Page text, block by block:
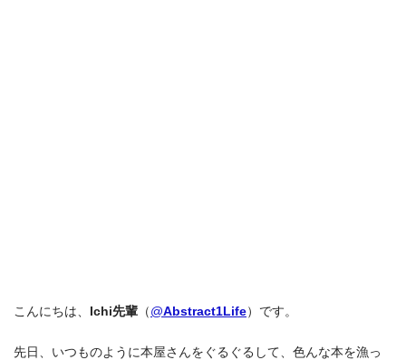
こんにちは、 Ichi先輩 （ @Abstract1Life）です。
先日、いつものように本屋さんをぐるぐるして、色んな本を漁っ